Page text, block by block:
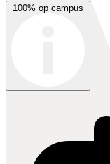
100% op campus